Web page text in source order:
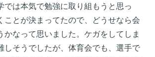
では本気で勉強に取り組もうと思っ
ことが決まってたので、どうせなら会
かなって思いました。ケガをしてしま
しそうでしたが、体育会でも、選手で